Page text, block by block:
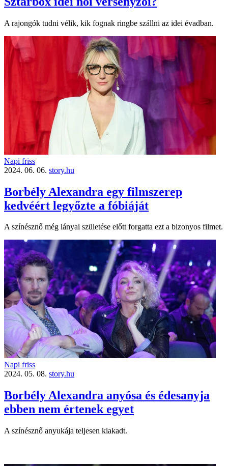
A rajongók tudni vélik, kik fognak ringbe szállni az idei évadban.
Napi friss
2024. 06. 06. story.hu
Borbély Alexandra egy filmszerep
kedvéért legyőzte a fóbiáját
A színésznő még lányai születése előtt forgatta ezt a bizonyos filmet.
Napi friss
2024. 05. 08. story.hu
Borbély Alexandra anyósa és édesanyja
ebben nem értenek egyet
A színésznő anyukája teljesen kiakadt.